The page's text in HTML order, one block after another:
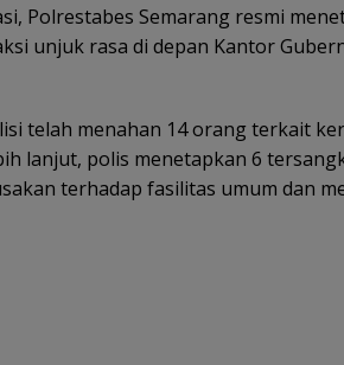
Polrestabes Semarang resmi
unjuk rasa di depan Kantor
telah menahan 14 orang terkait
lanjut, polis menetapkan 6
terhadap fasilitas umum dan